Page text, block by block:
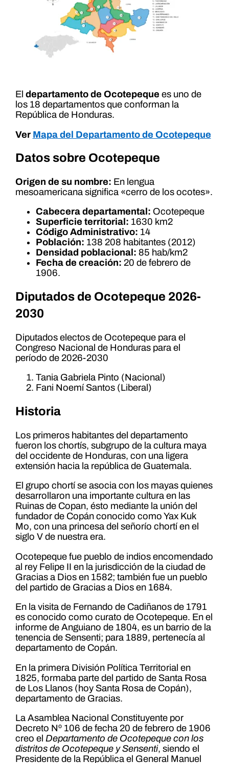
El departamento de Ocotepeque es uno de
los 18 departamentos que conforman la
República de Honduras.
Ver Mapa del Departamento de Ocotepeque
Datos sobre Ocotepeque
Origen de su nombre: En lengua
mesoamericana significa «cerro de los ocotes».
Cabecera departamental: Ocotepeque
Superficie territorial: 1630 km2
Código Administrativo: 14
Población: 138 208 habitantes (2012)
Densidad poblacional: 85 hab/km2
Fecha de creación: 20 de febrero de
1906.
Diputados de Ocotepeque 2026-
2030
Diputados electos de Ocotepeque para el
Congreso Nacional de Honduras para el
período de 2026-2030
Tania Gabriela Pinto (Nacional)
Fani Noemí Santos (Liberal)
Historia
Los primeros habitantes del departamento
fueron los chortís, subgrupo de la cultura maya
del occidente de Honduras, con una ligera
extensión hacia la república de Guatemala.
El grupo chortí se asocia con los mayas quienes
desarrollaron una importante cultura en las
Ruinas de Copan, ésto mediante la unión del
fundador de Copán conocido como Yax Kuk
Mo, con una princesa del señorío chortí en el
siglo V de nuestra era.
Ocotepeque fue pueblo de indios encomendado
al rey Felipe II en la jurisdicción de la ciudad de
Gracias a Dios en 1582; también fue un pueblo
del partido de Gracias a Dios en 1684.
En la visita de Fernando de Cadiñanos de 1791
es conocido como curato de Ocotepeque. En el
informe de Anguiano de 1804, es un barrio de la
tenencia de Sensenti; para 1889, pertenecía al
departamento de Copán.
En la primera División Política Territorial en
1825, formaba parte del partido de Santa Rosa
de Los Llanos (hoy Santa Rosa de Copán),
departamento de Gracias.
La Asamblea Nacional Constituyente por
Decreto Nº 106 de fecha 20 de febrero de 1906
creo el Departamento de Ocotepeque con los
distritos de Ocotepeque y Sensenti, siendo el
Presidente de la República el General Manuel